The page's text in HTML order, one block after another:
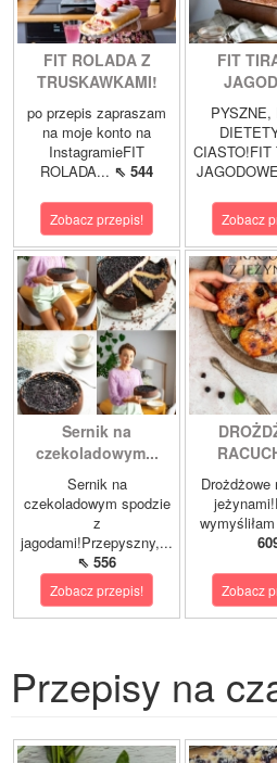
FIT ROLADA Z
TRUSKAWKAMI!
po przepis zapraszam
na moje konto na
InstagramieFIT
ROLADA... ⇖ 544
Zobacz przepis!
FIT
PYSZNE,
CIASTO!FIT
Zobacz
Sernik na
czekoladowym...
Sernik na
czekoladowym spodzie
z
jagodami!Przepyszny,...
⇖ 556
Zobacz przepis!
Drożdżowe
Zobacz
Przepisy na